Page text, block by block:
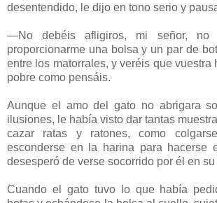
desentendido, le dijo en tono serio y
—No debéis afligiros, mi señor, no
proporcionarme una bolsa y un par de
entre los matorrales, y veréis que vuestra
pobre como pensáis.
Aunque el amo del gato no abrigara
ilusiones, le había visto dar tantas
cazar ratas y ratones, como
esconderse en la harina para hacerse
desesperó de verse socorrido por él en su
Cuando el gato tuvo lo que había